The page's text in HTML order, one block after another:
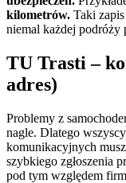
kilometrów. Taki
niemal każdej podróży
TU Trasti –
adres)
Problemy z
nagle. Dlatego
komunikacyjnych
szybkiego zgłoszenia
pod tym względem